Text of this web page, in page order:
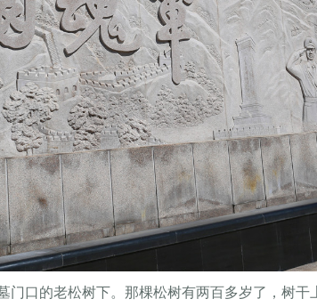
门口的老松树下。那棵松树有两百多岁了，树干